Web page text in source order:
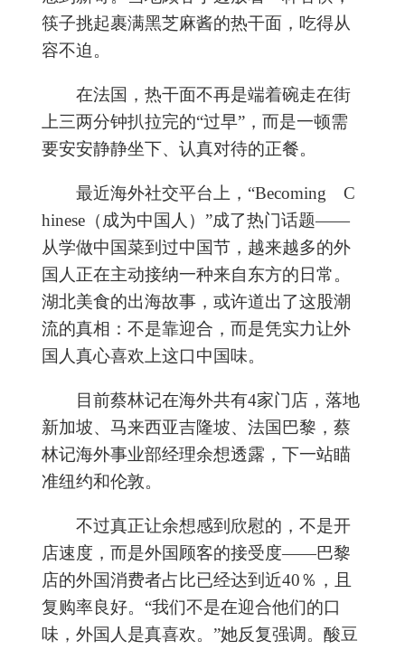
筷子挑起裹满黑芝麻酱的热干面，吃得从
容不迫。
在法国，热干面不再是端着碗走在街
上三两分钟扒拉完的“过早”，而是一顿需
要安安静静坐下、认真对待的正餐。
最近海外社交平台上，“Becoming C
hinese（成为中国人）”成了热门话题——
从学做中国菜到过中国节，越来越多的外
国人正在主动接纳一种来自东方的日常。
湖北美食的出海故事，或许道出了这股潮
流的真相：不是靠迎合，而是凭实力让外
国人真心喜欢上这口中国味。
目前蔡林记在海外共有4家门店，落地
新加坡、马来西亚吉隆坡、法国巴黎，蔡
林记海外事业部经理余想透露，下一站瞄
准纽约和伦敦。
不过真正让余想感到欣慰的，不是开
店速度，而是外国顾客的接受度——巴黎
店的外国消费者占比已经达到近40％，且
复购率良好。“我们不是在迎合他们的口
味，外国人是真喜欢。”她反复强调。酸豆